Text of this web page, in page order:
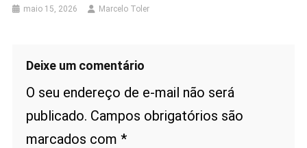
maio 15, 2026 Marcelo Toler
Deixe um comentário
O seu endereço de e-mail não será
publicado. Campos obrigatórios são
marcados com *